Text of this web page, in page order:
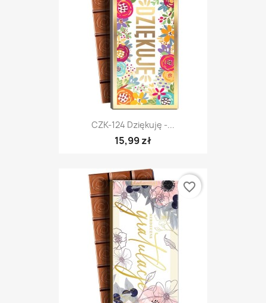
CZK-124 Dziękuję -...
15,99 zł
favorite_border